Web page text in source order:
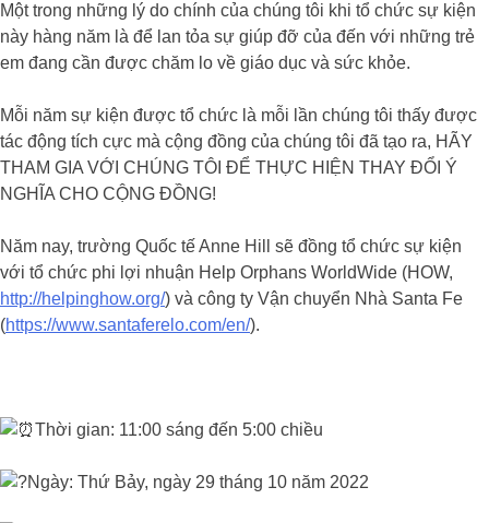
Một trong những lý do chính của chúng tôi khi tổ chức sự kiện
này hàng năm là để lan tỏa sự giúp đỡ của đến với những trẻ
em đang cần được chăm lo về giáo dục và sức khỏe.
Mỗi năm sự kiện được tổ chức là mỗi lần chúng tôi thấy được
tác động tích cực mà cộng đồng của chúng tôi đã tạo ra, HÃY
THAM GIA VỚI CHÚNG TÔI ĐỂ THỰC HIỆN THAY ĐỔI Ý
NGHĨA CHO CỘNG ĐỒNG!
Năm nay, trường Quốc tế Anne Hill sẽ đồng tổ chức sự kiện
với tổ chức phi lợi nhuận Help Orphans WorldWide (HOW,
http://helpinghow.org/) và công ty Vận chuyển Nhà Santa Fe
(https://www.santaferelo.com/en/).
Thời gian: 11:00 sáng đến 5:00 chiều
Ngày: Thứ Bảy, ngày 29 tháng 10 năm 2022